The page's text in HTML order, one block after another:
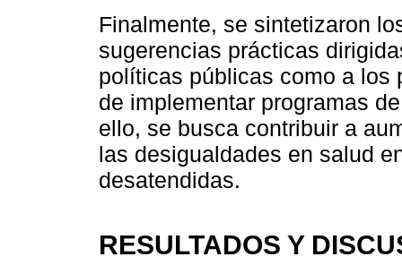
Finalmente, se sintetizaron
sugerencias prácticas
políticas públicas como a los
de implementar programas
ello, se busca contribuir a
las desigualdades en salud
desatendidas.
RESULTADOS Y